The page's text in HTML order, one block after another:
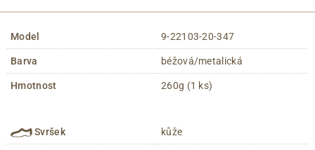
Model 9-22103-20-347
Barva béžová/metalická
Hmotnost 260g (1 ks)
Svršek kůže